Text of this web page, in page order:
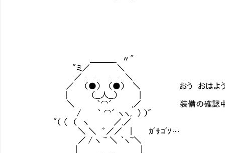
＿＿＿_ 〃"
"ミ／ ＼
／ ─ ─ ＼
／ （●） （●） ＼ おう おはようプリ
| （__人__） |
＼ ｀⌒´ ,／ 装備の確認中だからち
/ ｀ ⌒´ ヽヽ, ） ）"
"（ （ （ ヽ ／.／
＼ ＼ ゛／／ | ｶﾞｻｺﾞｿ…
／ / ヽ ~ ＼ ｀ヽ~＼